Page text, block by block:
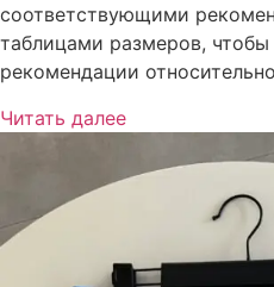
соответствующими
таблицами размеров,
рекомендации
Читать далее